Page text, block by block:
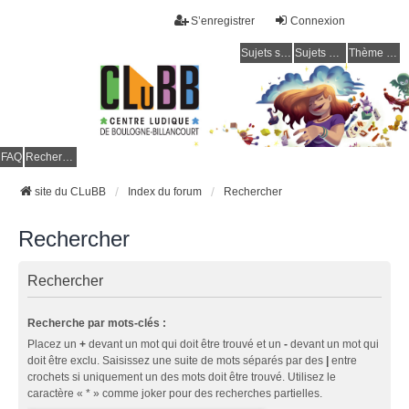
Connexion
S’enregistrer
Sujets sans réponse Sujets actifs Thème clair / foncé
FAQ Rechercher
site du CLuBB Index du forum Rechercher
Rechercher
Rechercher
Recherche par mots-clés :
Placez un + devant un mot qui doit être trouvé et un - devant un mot qui
doit être exclu. Saisissez une suite de mots séparés par des | entre
crochets si uniquement un des mots doit être trouvé. Utilisez le
caractère « * » comme joker pour des recherches partielles.